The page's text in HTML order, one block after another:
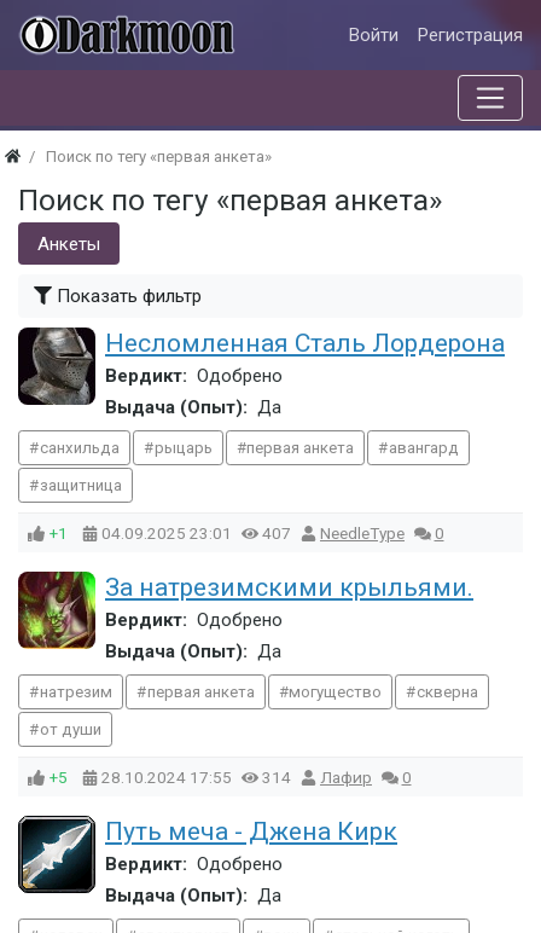
Войти Регистрация
Поиск по тегу «первая анкета»
Поиск по тегу «первая анкета»
Анкеты
Показать фильтр
Несломленная Сталь Лордерона
Вердикт: Одобрено
Выдача (Опыт): Да
санхильда рыцарь первая анкета авангард
защитница
+1 04.09.2025 23:01 407 NeedleType 0
За натрезимскими крыльями.
Вердикт: Одобрено
Выдача (Опыт): Да
натрезим первая анкета могущество скверна
от души
+5 28.10.2024 17:55 314 Лафир 0
Путь меча - Джена Кирк
Вердикт: Одобрено
Выдача (Опыт): Да